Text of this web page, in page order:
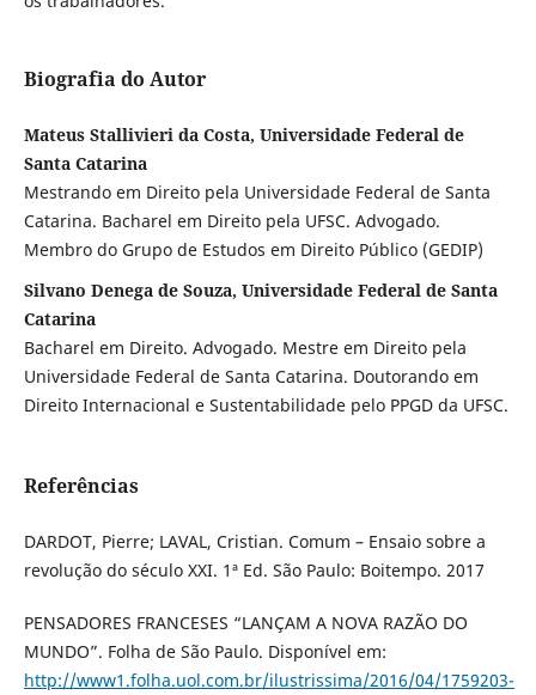
Biografia do Autor
Mateus Stallivieri da Costa, Universidade Federal de
Santa Catarina
Mestrando em Direito pela Universidade Federal de Santa
Catarina. Bacharel em Direito pela UFSC. Advogado.
Membro do Grupo de Estudos em Direito Público (GEDIP)
Silvano Denega de Souza, Universidade Federal de Santa
Catarina
Bacharel em Direito. Advogado. Mestre em Direito pela
Universidade Federal de Santa Catarina. Doutorando em
Direito Internacional e Sustentabilidade pelo PPGD da UFSC.
Referências
DARDOT, Pierre; LAVAL, Cristian. Comum – Ensaio sobre a
revolução do século XXI. 1ª Ed. São Paulo: Boitempo. 2017
PENSADORES FRANCESES “LANÇAM A NOVA RAZÃO DO
MUNDO”. Folha de São Paulo. Disponível em:
http://www1.folha.uol.com.br/ilustrissima/2016/04/1759203-